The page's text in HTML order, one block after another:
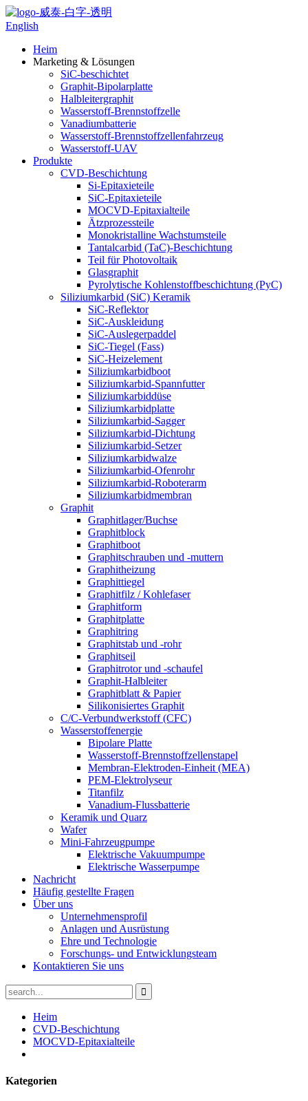
English
Heim
Marketing & Lösungen
SiC-beschichtet
Graphit-Bipolarplatte
Halbleitergraphit
Wasserstoff-Brennstoffzelle
Vanadiumbatterie
Wasserstoff-Brennstoffzellenfahrzeug
Wasserstoff-UAV
Produkte
CVD-Beschichtung
Si-Epitaxieteile
SiC-Epitaxieteile
MOCVD-Epitaxialteile
Ätzprozessteile
Monokristalline Wachstumsteile
Tantalcarbid (TaC)-Beschichtung
Teil für Photovoltaik
Glasgraphit
Pyrolytische Kohlenstoffbeschichtung (PyC)
Siliziumkarbid (SiC) Keramik
SiC-Reflektor
SiC-Auskleidung
SiC-Auslegerpaddel
SiC-Tiegel (Fass)
SiC-Heizelement
Siliziumkarbidboot
Siliziumkarbid-Spannfutter
Siliziumkarbiddüse
Siliziumkarbidplatte
Siliziumkarbid-Sagger
Siliziumkarbid-Dichtung
Siliziumkarbid-Setzer
Siliziumkarbidwalze
Siliziumkarbid-Ofenrohr
Siliziumkarbid-Roboterarm
Siliziumkarbidmembran
Graphit
Graphitlager/Buchse
Graphitblock
Graphitboot
Graphitschrauben und -muttern
Graphitheizung
Graphittiegel
Graphitfilz / Kohlefaser
Graphitform
Graphitplatte
Graphitring
Graphitstab und -rohr
Graphitseil
Graphitrotor und -schaufel
Graphit-Halbleiter
Graphitblatt & Papier
Silikonisiertes Graphit
C/C-Verbundwerkstoff (CFC)
Wasserstoffenergie
Bipolare Platte
Wasserstoff-Brennstoffzellenstapel
Membran-Elektroden-Einheit (MEA)
PEM-Elektrolyseur
Titanfilz
Vanadium-Flussbatterie
Keramik und Quarz
Wafer
Mini-Fahrzeugpumpe
Elektrische Vakuumpumpe
Elektrische Wasserpumpe
Nachricht
Häufig gestellte Fragen
Über uns
Unternehmensprofil
Anlagen und Ausrüstung
Ehre und Technologie
Forschungs- und Entwicklungsteam
Kontaktieren Sie uns
Heim
CVD-Beschichtung
MOCVD-Epitaxialteile
Kategorien